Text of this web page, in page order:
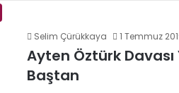
Selim Çürükkaya 1 Temmuz
Ayten Öztürk Davası
Baştan